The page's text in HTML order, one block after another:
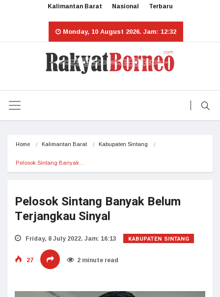
Kalimantan Barat Nasional Terbaru
Monday, 10 August 2026. Jam: 12:32
Home Kalimantan Barat Kabupaten Sintang
Pelosok Sintang Banyak…
Pelosok Sintang Banyak Belum
Terjangkau Sinyal
Friday, 8 July 2022. Jam: 16:13 KABUPATEN SINTANG
27 2 minute read